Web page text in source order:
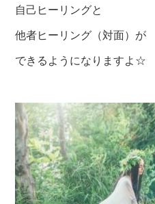
自己ヒーリングと
他者ヒーリング（対面）が
できるようになりますよ☆